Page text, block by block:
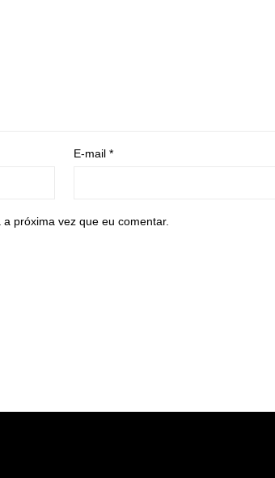
E-mail *
próxima vez que eu comentar.